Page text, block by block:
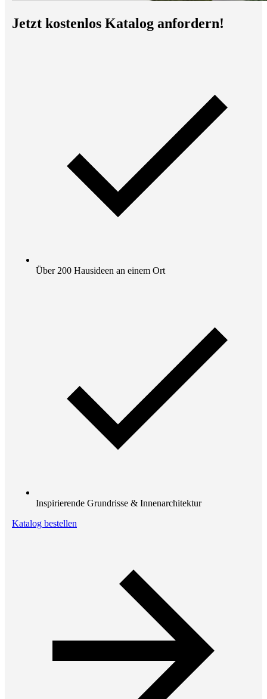
Jetzt kostenlos Katalog anfordern!
Über 200 Hausideen an einem Ort
Inspirierende Grundrisse & Innenarchitektur
Katalog bestellen